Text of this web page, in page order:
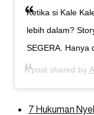
Ketika si Kale
lebih dalam?
SEGERA. Hanya
A post shared by
7 Hukuman